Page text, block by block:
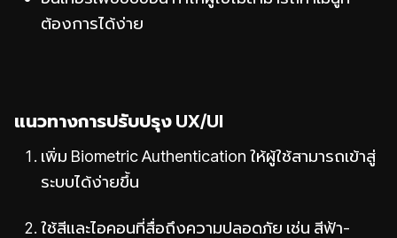
ต้องการได้ง่าย
แนวทางการปรับปรุง UX/UI
เพิ่ม Biometric Authentication ให้ผู้ใช้สามารถเข้าสู่
ระบบได้ง่ายขึ้น
ใช้สีและไอคอนที่สื่อถึงความปลอดภัย เช่น สีฟ้า-